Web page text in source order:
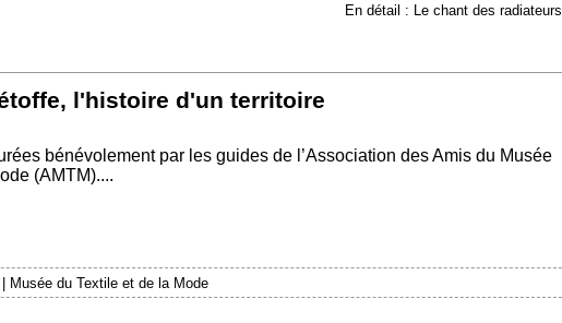
En détail : Le chant des radiateurs
l'histoire d'un territoire
bénévolement par les guides de l’Association des Amis du Musée
(AMTM)....
Musée du Textile et de la Mode